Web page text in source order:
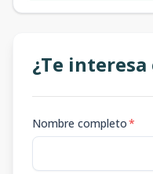
¿Te
Nombre completo*